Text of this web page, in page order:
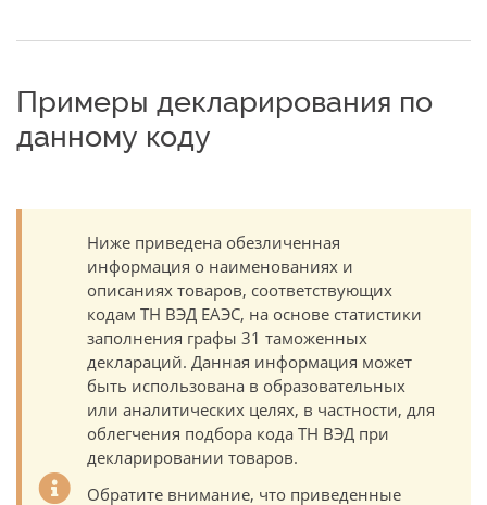
Примеры декларирования по
данному коду
Ниже приведена обезличенная
информация о наименованиях и
описаниях товаров, соответствующих
кодам ТН ВЭД ЕАЭС, на основе статистики
заполнения графы 31 таможенных
деклараций. Данная информация может
быть использована в образовательных
или аналитических целях, в частности, для
облегчения подбора кода ТН ВЭД при
декларировании товаров.
Обратите внимание, что приведенные